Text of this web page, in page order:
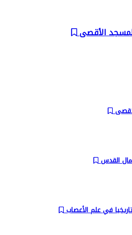
القدس
في علم الأعصاب